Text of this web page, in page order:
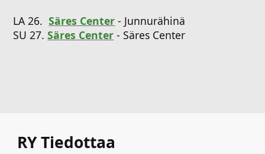
LA 26.Säres Center - Junnurähinä
SU 27.Säres Center - Säres Center
RY Tiedottaa